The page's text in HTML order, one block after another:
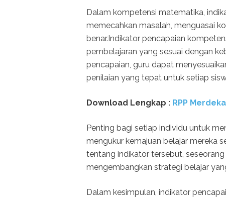
Dalam kompetensi matematika,
memecahkan masalah, menguasai
benar.Indikator pencapaian
pembelajaran yang sesuai dengan
pencapaian, guru dapat
penilaian yang tepat untuk setiap
Download Lengkap : RPP
Penting bagi setiap individu untuk
mengukur kemajuan belajar mereka
tentang indikator tersebut,
mengembangkan strategi belajar
Dalam kesimpulan, indikator